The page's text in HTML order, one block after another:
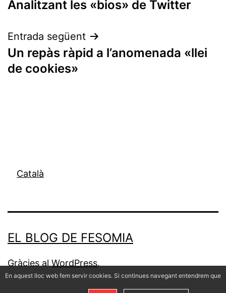
d'entrades
Analitzant les «bios» de Twitter
Entrada següent
Un repàs ràpid a l’anomenada «llei
de cookies»
Català
EL BLOG DE FESOMIA
Gràcies al WordPress.
En aquest lloc web fem servir cookies. Si continues navegant entendrem que